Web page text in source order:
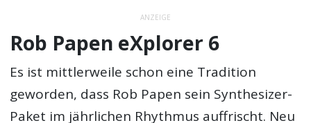
ANZEIGE
Rob Papen eXplorer 6
Es ist mittlerweile schon eine Tradition
geworden, dass Rob Papen sein Synthesizer-
Paket im jährlichen Rhythmus auffrischt. Neu